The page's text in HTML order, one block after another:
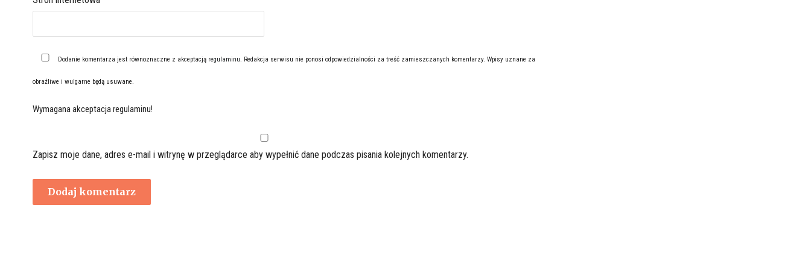
Dodanie komentarza jest równoznaczne z akceptacją regulaminu . Redakcja serwisu nie ponosi odpowiedzialności za treść zamieszczanych komentarzy. Wpisy uznane za
obraźliwe i wulgarne będą usuwane.
Wymagana akceptacja regulaminu!
Zapisz moje dane, adres e-mail i witrynę w przeglądarce aby wypełnić dane podczas pisania kolejnych komentarzy.